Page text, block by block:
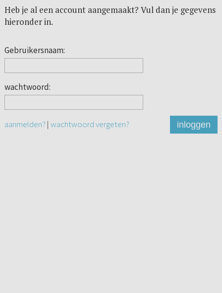
Heb je al een account aangemaakt? Vul dan je gegevens
hieronder in.
Gebruikersnaam:
wachtwoord:
aanmelden? | wachtwoord vergeten? inloggen